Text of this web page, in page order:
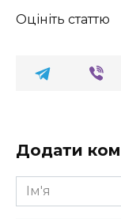
Оцініть статтю
Додати
Ім'я
*